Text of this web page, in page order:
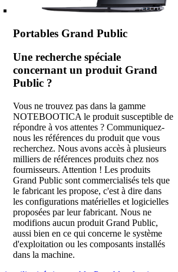
Portables Grand Public
Une recherche spéciale
concernant un produit Grand
Public ?
Vous ne trouvez pas dans la gamme
NOTEBOOTICA le produit susceptible de
répondre à vos attentes ? Communiquez-
nous les références du produit que vous
recherchez. Nous avons accès à plusieurs
milliers de références produits chez nos
fournisseurs. Attention ! Les produits
Grand Public sont commercialisés tels que
le fabricant les propose, c'est à dire dans
les configurations matérielles et logicielles
proposées par leur fabricant. Nous ne
modifions aucun produit Grand Public,
aussi bien en ce qui concerne le système
d'exploitation ou les composants installés
dans la machine.